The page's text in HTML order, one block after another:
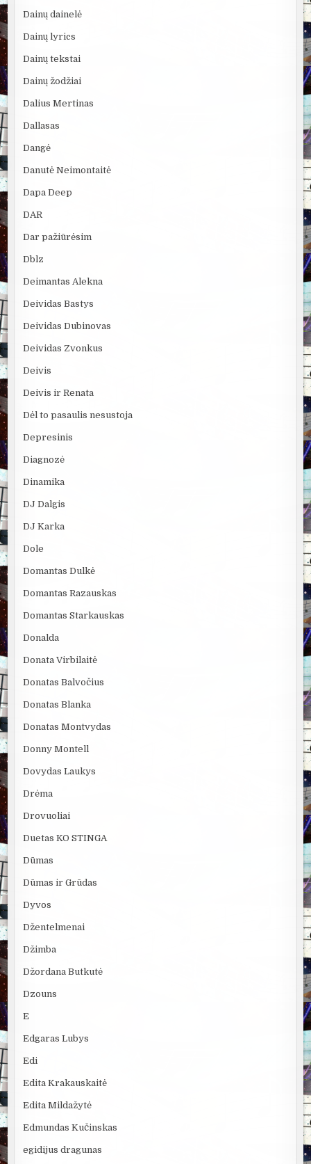
Dainų dainelė
Dainų lyrics
Dainų tekstai
Dainų žodžiai
Dalius Mertinas
Dallasas
Dangė
Danutė Neimontaitė
Dapa Deep
DAR
Dar pažiūrėsim
Dblz
Deimantas Alekna
Deividas Bastys
Deividas Dubinovas
Deividas Zvonkus
Deivis
Deivis ir Renata
Dėl to pasaulis nesustoja
Depresinis
Diagnozė
Dinamika
DJ Dalgis
DJ Karka
Dole
Domantas Dulkė
Domantas Razauskas
Domantas Starkauskas
Donalda
Donata Virbilaitė
Donatas Balvočius
Donatas Blanka
Donatas Montvydas
Donny Montell
Dovydas Laukys
Drėma
Drovuoliai
Duetas KO STINGA
Dūmas
Dūmas ir Grūdas
Dyvos
Džentelmenai
Džimba
Džordana Butkutė
Dzouns
E
Edgaras Lubys
Edi
Edita Krakauskaitė
Edita Mildažytė
Edmundas Kučinskas
egidijus dragunas